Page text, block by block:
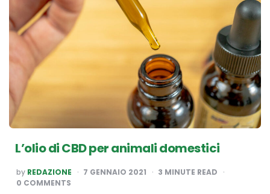
L’olio di CBD per animali domestici
POSTED
BY
by REDAZIONE 7 GENNAIO 2021 3 MINUTE READ
0 COMMENTS